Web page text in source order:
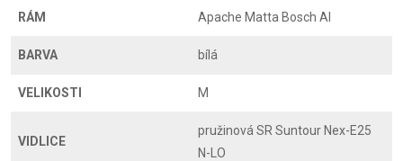
RÁM Apache Matta Bosch Al
BARVA bílá
VELIKOSTI M
VIDLICE
pružinová SR Suntour Nex-E25
N-LO